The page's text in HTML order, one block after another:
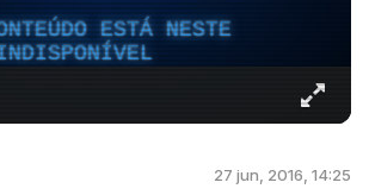
ESTÁ NESTE
27 jun, 2016, 14:25